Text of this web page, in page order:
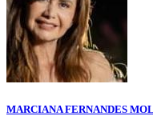
MARCIANA FERNANDES